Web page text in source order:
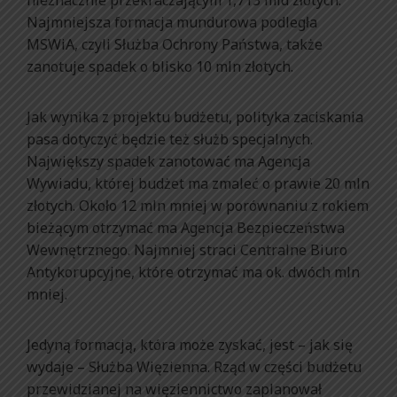
Najmniejsza formacja mundurowa podległa
MSWiA, czyli Służba Ochrony Państwa, także
zanotuje spadek o blisko 10 mln złotych.
Jak wynika z projektu budżetu, polityka zaciskania
pasa dotyczyć będzie też służb specjalnych.
Największy spadek zanotować ma Agencja
Wywiadu, której budżet ma zmaleć o prawie 20 mln
złotych. Około 12 mln mniej w porównaniu z rokiem
bieżącym otrzymać ma Agencja Bezpieczeństwa
Wewnętrznego. Najmniej straci Centralne Biuro
Antykorupcyjne, które otrzymać ma ok. dwóch mln
mniej.
Jedyną formacją, która może zyskać, jest – jak się
wydaje – Służba Więzienna. Rząd w części budżetu
przewidzianej na więziennictwo zaplanował